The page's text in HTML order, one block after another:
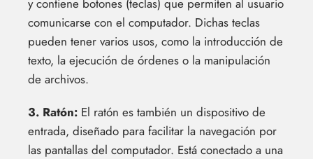
comunicarse con el computador. Dichas teclas
pueden tener varios usos, como la introducción de
texto, la ejecución de órdenes o la manipulación
de archivos.
3. Ratón: El ratón es también un dispositivo de
entrada, diseñado para facilitar la navegación por
las pantallas del computador. Está conectado a una